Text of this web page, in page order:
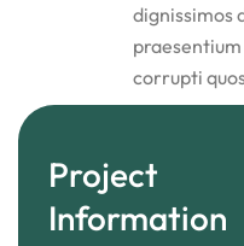
dignissimos
corrupti
Project
Information